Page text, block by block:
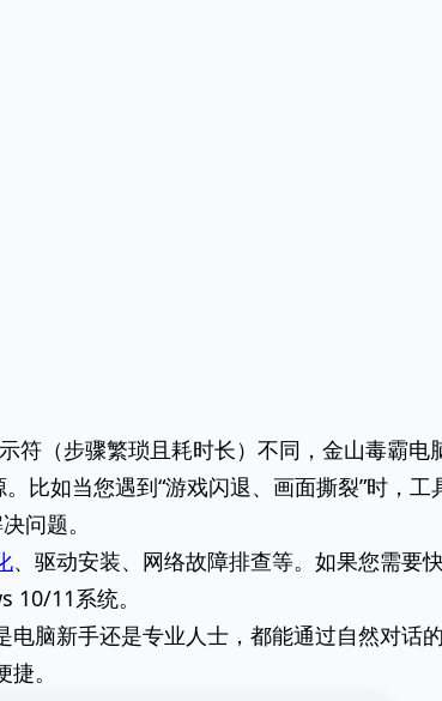
符（步骤繁琐且耗时长）不同，金山毒霸电
比如当您遇到“游戏闪退、画面撕裂”时，工
问题。
、驱动安装、网络故障排查等。如果您需要
10/11系统。
电脑新手还是专业人士，都能通过自然对话
。